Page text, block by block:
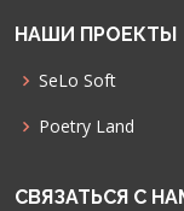
НАШИ ПРОЕКТЫ
SeLo Soft
Poetry Land
СВЯЗАТЬСЯ С